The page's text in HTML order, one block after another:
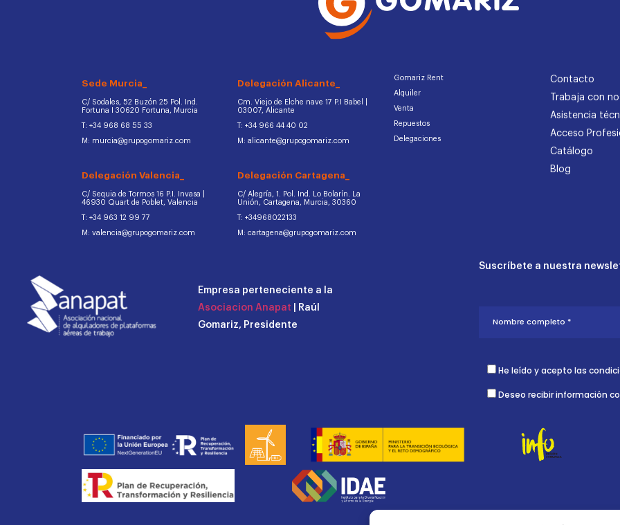
Sede Murcia_
C/ Sodales, 52 Buzón 25 Pol. Ind.
Fortuna I 30620 Fortuna, Murcia
T: +34 968 68 55 33
M: murcia@grupogomariz.com
Delegación Valencia_
C/ Sequia de Tormos 16 P.I. Invasa |
46930 Quart de Poblet, Valencia
T: +34 963 12 99 77
M: valencia@grupogomariz.com
Delegación Alicante_
Cm. Viejo de Elche nave 17 P.I Babel |
03007, Alicante
T: +34 966 44 40 02
M: alicante@grupogomariz.com
Delegación Cartagena_
C/ Alegría, 1. Pol. Ind. Lo Bolarín. La
Unión, Cartagena, Murcia, 30360
T: +34968022133
M: cartagena@grupogomariz.com
Gomariz Rent
Alquiler
Venta
Repuestos
Delegaciones
Contacto
Trabaja con
Asistencia
Acceso
Catálogo
Blog
Empresa perteneciente a la
Asociacion Anapat | Raúl
Gomariz, Presidente
Suscríbete a nuestra
He leído y acepto las
Deseo recibir información